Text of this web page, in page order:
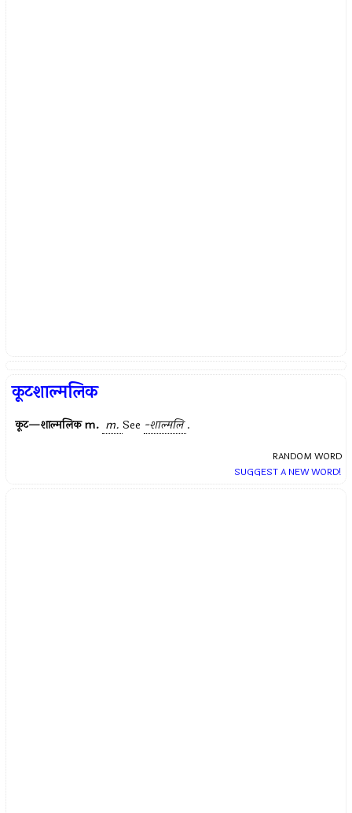
कूटशाल्मलिक
कूट—शाल्मलिकm. m. See -शाल्मलि .
RANDOM WORD
SUGGEST A NEW WORD!